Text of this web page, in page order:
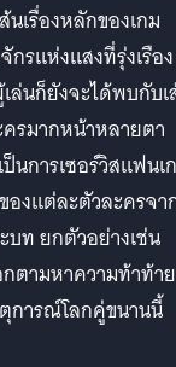
เรื่องหลักของเกม
รแห่งแสงที่รุ่งเรือง
ล่นก็ยังจะได้พบกับ
รมากหน้าหลายตา
นการเซอร์วิสแฟนเ
งแต่ละตัวละครจา
บท ยกตัวอย่างเช่น
ตามหาความท้าท้าย
การณ์โลกคู่ขนานนี้